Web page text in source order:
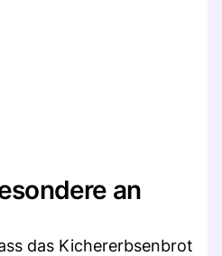
an
das Kichererbsenbrot